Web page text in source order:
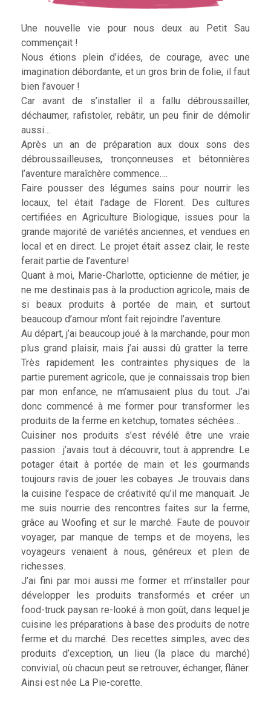
Une nouvelle vie pour nous deux au Petit Sau
commençait !
Nous étions plein d’idées, de courage, avec une
imagination débordante, et un gros brin de folie, il faut
bien l’avouer !
Car avant de s’installer il a fallu débroussailler,
déchaumer, rafistoler, rebâtir, un peu finir de démolir
aussi…
Après un an de préparation aux doux sons des
débroussailleuses, tronçonneuses et bétonnières
l’aventure maraîchère commence….
Faire pousser des légumes sains pour nourrir les
locaux, tel était l’adage de Florent. Des cultures
certifiées en Agriculture Biologique, issues pour la
grande majorité de variétés anciennes, et vendues en
local et en direct. Le projet était assez clair, le reste
ferait partie de l’aventure!
Quant à moi, Marie-Charlotte, opticienne de métier, je
ne me destinais pas à la production agricole, mais de
si beaux produits à portée de main, et surtout
beaucoup d’amour m’ont fait rejoindre l’aventure.
Au départ, j’ai beaucoup joué à la marchande, pour mon
plus grand plaisir, mais j’ai aussi dû gratter la terre.
Très rapidement les contraintes physiques de la
partie purement agricole, que je connaissais trop bien
par mon enfance, ne m’amusaient plus du tout. J’ai
donc commencé à me former pour transformer les
produits de la ferme en ketchup, tomates séchées…
Cuisiner nos produits s’est révélé être une vraie
passion : j’avais tout à découvrir, tout à apprendre. Le
potager était à portée de main et les gourmands
toujours ravis de jouer les cobayes. Je trouvais dans
la cuisine l’espace de créativité qu’il me manquait. Je
me suis nourrie des rencontres faites sur la ferme,
grâce au Woofing et sur le marché. Faute de pouvoir
voyager, par manque de temps et de moyens, les
voyageurs venaient à nous, généreux et plein de
richesses.
J’ai fini par moi aussi me former et m’installer pour
développer les produits transformés et créer un
food-truck paysan re-looké à mon goût, dans lequel je
cuisine les préparations à base des produits de notre
ferme et du marché. Des recettes simples, avec des
produits d’exception, un lieu (la place du marché)
convivial, où chacun peut se retrouver, échanger, flâner.
Ainsi est née La Pie-corette.